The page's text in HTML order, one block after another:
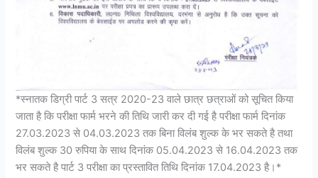
*स्नातक डिग्री पार्ट 3 सत्र 2020-23 वाले छात्र छत्राओं को सूचित किया
जाता है कि परीक्षा फार्म भरने की तिथि जारी कर दी गई है परीक्षा फार्म दिनांक
27.03.2023 से 04.03.2023 तक बिना विलंब शुल्क के भर सकते है तथा
विलंब शुल्क 30 रुपिया के साथ दिनांक 05.04.2023 से 16.04.2023 तक
भर सकते है पार्ट 3 परीक्षा का प्रस्तावित तिथि दिनांक 17.04.2023 है।*